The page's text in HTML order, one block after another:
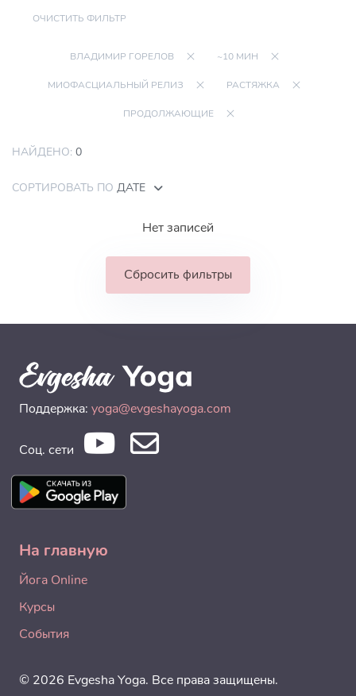
ОЧИСТИТЬ ФИЛЬТР
ВЛАДИМИР ГОРЕЛОВ ~10 МИН
МИОФАСЦИАЛЬНЫЙ РЕЛИЗ РАСТЯЖКА
ПРОДОЛЖАЮЩИЕ
НАЙДЕНО: 0
СОРТИРОВАТЬ ПО ДАТЕ
Нет записей
Сбросить фильтры
Поддержка: yoga@evgeshayoga.com
Соц. сети
На главную
Йога Online
Курсы
События
© 2026 Evgesha Yoga. Все права защищены.